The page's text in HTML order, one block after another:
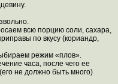
всю порцию соли, сахара,
по вкусу (кориандр,
режим «плов».
часа, после чего ее
не должно быть много)